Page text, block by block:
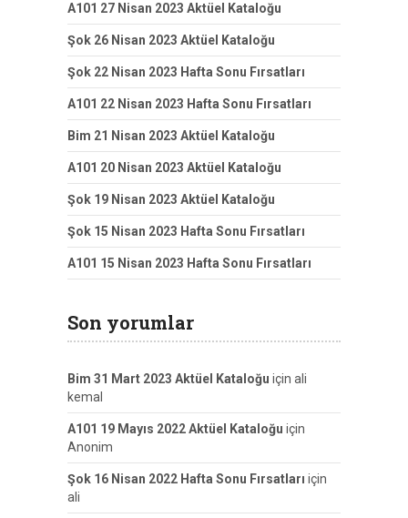
A101 27 Nisan 2023 Aktüel Kataloğu
Şok 26 Nisan 2023 Aktüel Kataloğu
Şok 22 Nisan 2023 Hafta Sonu Fırsatları
A101 22 Nisan 2023 Hafta Sonu Fırsatları
Bim 21 Nisan 2023 Aktüel Kataloğu
A101 20 Nisan 2023 Aktüel Kataloğu
Şok 19 Nisan 2023 Aktüel Kataloğu
Şok 15 Nisan 2023 Hafta Sonu Fırsatları
A101 15 Nisan 2023 Hafta Sonu Fırsatları
Son yorumlar
Bim 31 Mart 2023 Aktüel Kataloğu için ali
kemal
A101 19 Mayıs 2022 Aktüel Kataloğu için
Anonim
Şok 16 Nisan 2022 Hafta Sonu Fırsatları için
ali